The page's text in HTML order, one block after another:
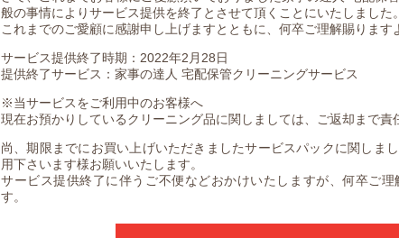
般の事情によりサービス提供を終了とさせて頂くことにいたしました。
これまでのご愛顧に感謝申し上げますとともに、何卒ご理解賜ります
サービス提供終了時期：2022年2月28日
提供終了サービス：家事の達人 宅配保管クリーニングサービス
※当サービスをご利用中のお客様へ
現在お預かりしているクリーニング品に関しましては、ご返却まで責
尚、期限までにお買い上げいただきましたサービスパックに関しま
用下さいます様お願いいたします。
サービス提供終了に伴うご不便などおかけいたしますが、何卒ご
す。